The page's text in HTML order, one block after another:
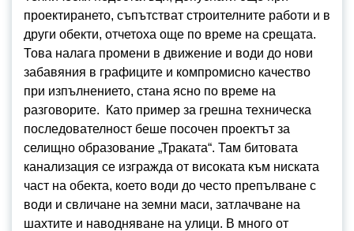
проектирането, съпътстват строителните работи и в
други обекти, отчетоха още по време на срещата.
Това налага промени в движение и води до нови
забавяния в графиците и компромисно качество
при изпълнението, стана ясно по време на
разговорите. Като пример за грешна техническа
последователност беше посочен проектът за
селищно образование „Траката“. Там битовата
канализация се изгражда от високата към ниската
част на обекта, което води до често препълване с
води и свличане на земни маси, затлачване на
шахтите и наводняване на улици. В много от